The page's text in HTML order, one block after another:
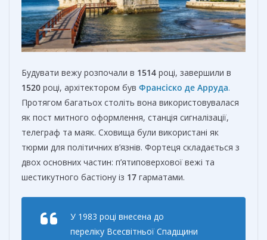
Будувати вежу розпочали в 1514 році, завершили в
1520 році, архітектором був Франсіско де Арруда.
Протягом багатьох століть вона використовувалася
як пост митного оформлення, станція сигналізації,
телеграф та маяк. Сховища були використані як
тюрми для політичних в’язнів. Фортеця складається з
двох основних частин: п’ятиповерхової вежі та
шестикутного бастіону із 17 гарматами.
У 1983 році внесена до
переліку Всесвітньої Спадщини